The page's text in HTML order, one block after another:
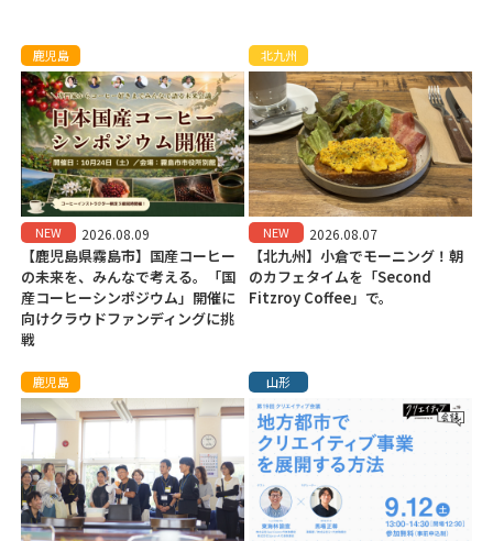
鹿児島
NEW 2026.08.09
【鹿児島県霧島市】国産コーヒー
の未来を、みんなで考える。「国
産コーヒーシンポジウム」開催に
向けクラウドファンディングに挑
戦
北九州
NEW 2026.08.07
【北九州】小倉でモーニング！朝
のカフェタイムを「Second
Fitzroy Coffee」で。
鹿児島 山形